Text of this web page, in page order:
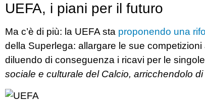
UEFA, i piani per il futuro
Ma c’è di più: la UEFA sta proponendo una
della Superlega: allargare le sue
diluendo di conseguenza i ricavi per le
sociale e culturale del Calcio, arricchendolo